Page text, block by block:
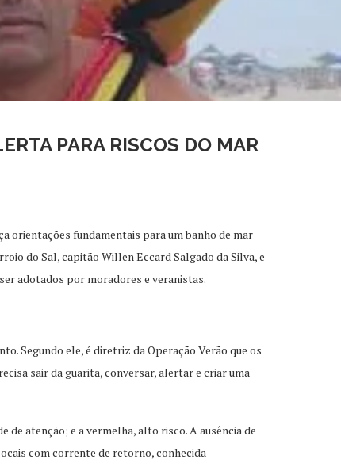
PARA RISCOS DO MAR
orientações fundamentais para um banho de mar
do Sal, capitão Willen Eccard Salgado da Silva, e
adotados por moradores e veranistas.
Segundo ele, é diretriz da Operação Verão que os
sair da guarita, conversar, alertar e criar uma
atenção; e a vermelha, alto risco. A ausência de
com corrente de retorno, conhecida